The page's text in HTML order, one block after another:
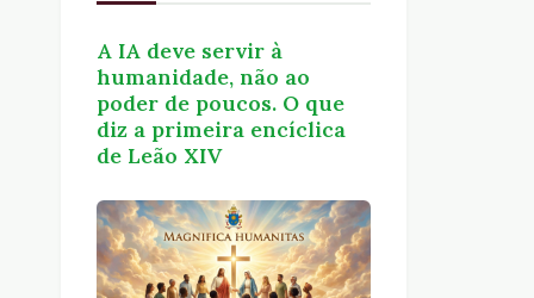
A IA deve servir à
humanidade, não ao
poder de poucos. O que
diz a primeira encíclica
de Leão XIV